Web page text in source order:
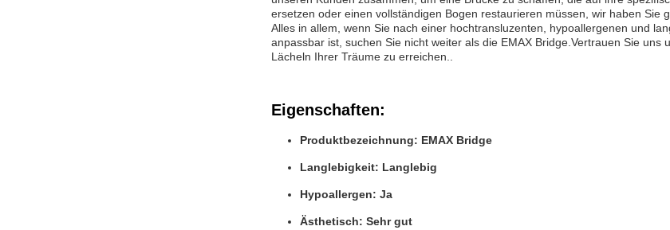
ersetzen oder einen vollständigen Bogen restaurieren müssen, wir haben Sie
Alles in allem, wenn Sie nach einer hochtransluzenten, hypoallergenen und
anpassbar ist, suchen Sie nicht weiter als die EMAX Bridge.Vertrauen Sie
Lächeln Ihrer Träume zu erreichen..
Eigenschaften:
Produktbezeichnung: EMAX Bridge
Langlebigkeit: Langlebig
Hypoallergen: Ja
Ästhetisch: Sehr gut